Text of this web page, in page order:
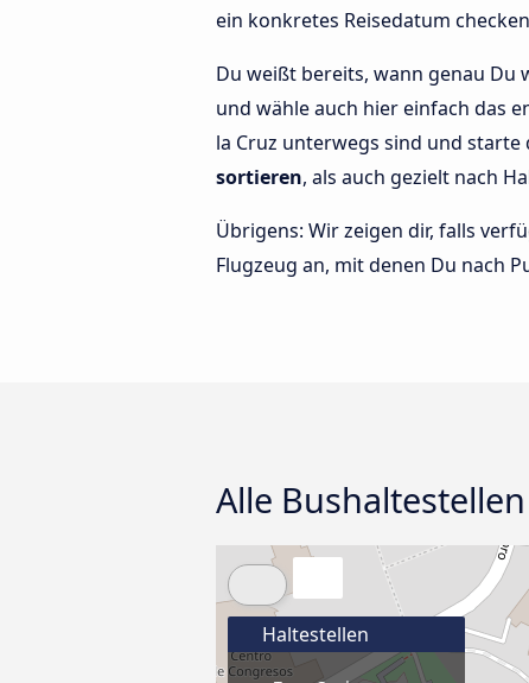
ein konkretes Reisedatum
Du weißt bereits, wann genau Du
und wähle auch hier einfach das
la Cruz unterwegs sind und starte
sortieren, als auch gezielt nach
Übrigens: Wir zeigen dir, falls
Flugzeug an, mit denen Du nach
Alle
Haltestellen